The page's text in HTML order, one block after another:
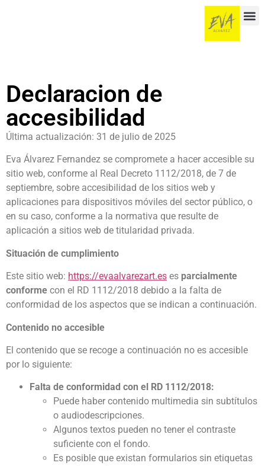
Declaracion de
accesibilidad
Última actualización: 31 de julio de 2025
Eva Álvarez Fernandez se compromete a hacer accesible su
sitio web, conforme al Real Decreto 1112/2018, de 7 de
septiembre, sobre accesibilidad de los sitios web y
aplicaciones para dispositivos móviles del sector público, o
en su caso, conforme a la normativa que resulte de
aplicación a sitios web de titularidad privada.
Situación de cumplimiento
Este sitio web: https://evaalvarezart.es es parcialmente
conforme con el RD 1112/2018 debido a la falta de
conformidad de los aspectos que se indican a continuación.
Contenido no accesible
El contenido que se recoge a continuación no es accesible
por lo siguiente:
Falta de conformidad con el RD 1112/2018:
Puede haber contenido multimedia sin subtítulos
o audiodescripciones.
Algunos textos pueden no tener el contraste
suficiente con el fondo.
Es posible que existan formularios sin etiquetas